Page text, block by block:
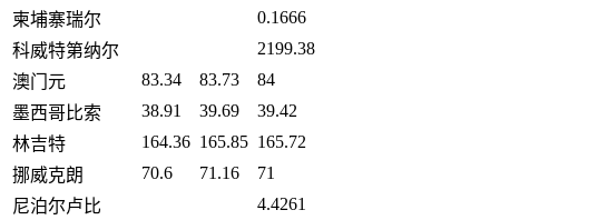
柬埔寨瑞尔
0.1666
科威特第纳尔
2199.38
澳门元
83.34 83.73
84
墨西哥比索
38.91 39.69
39.42
林吉特
164.36 165.85 165.72
挪威克朗
70.6 71.16
71
尼泊尔卢比
4.4261